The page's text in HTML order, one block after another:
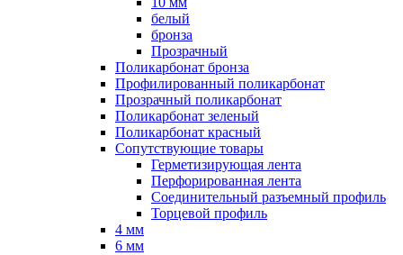
белый
бронза
Прозрачный
Поликарбонат бронза
Профилированный поликарбонат
Прозрачный поликарбонат
Поликарбонат зеленый
Поликарбонат красный
Сопутствующие товары
Герметизирующая лента
Перфорированная лента
Соединительный разъемный профиль
Торцевой профиль
4 мм
6 мм